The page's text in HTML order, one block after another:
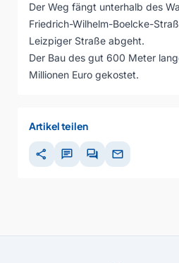
Der Weg fängt unterhalb des
Friedrich-Wilhelm-Boelcke-
Leizpiger Straße abgeht.
Der Bau des gut 600 Meter
Millionen Euro gekostet.
Artikel teilen
share chat forum mail